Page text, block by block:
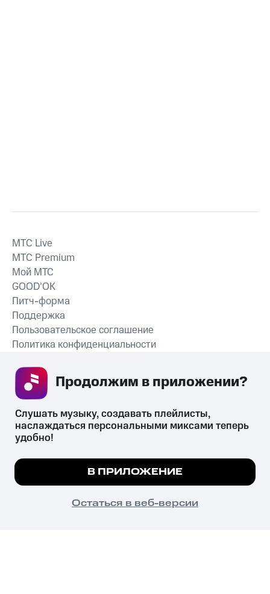
СКАЧАТЬ ПРИЛОЖЕНИЕ
MTС Live
MTС Premium
Мой МТС
GOOD’OK
Питч-форма
Поддержка
Пользовательское соглашение
Политика конфиденциальности
психотропных веществ, их аналогов причиняет вред здоровью,
их незаконный оборот запрещён и влечёт установленную
законодательством ответственность.
© 2026 ООО «КИОН».
Все права защищены
Мы используем куки, чтобы на сайте все
Подробнее
ПОНЯТНО
Слушать музыку, создавать плейлисты,
наслаждаться персональными миксами теперь
удобно!
В ПРИЛОЖЕНИЕ
Остаться в веб-версии